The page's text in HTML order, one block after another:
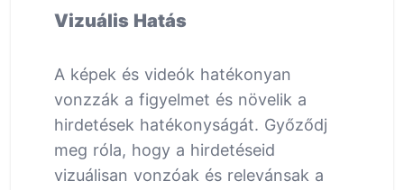
Vizuális Hatás
A képek és videók hatékonyan
vonzzák a figyelmet és növelik a
hirdetések hatékonyságát. Győződj
meg róla, hogy a hirdetéseid
vizuálisan vonzóak és relevánsak a